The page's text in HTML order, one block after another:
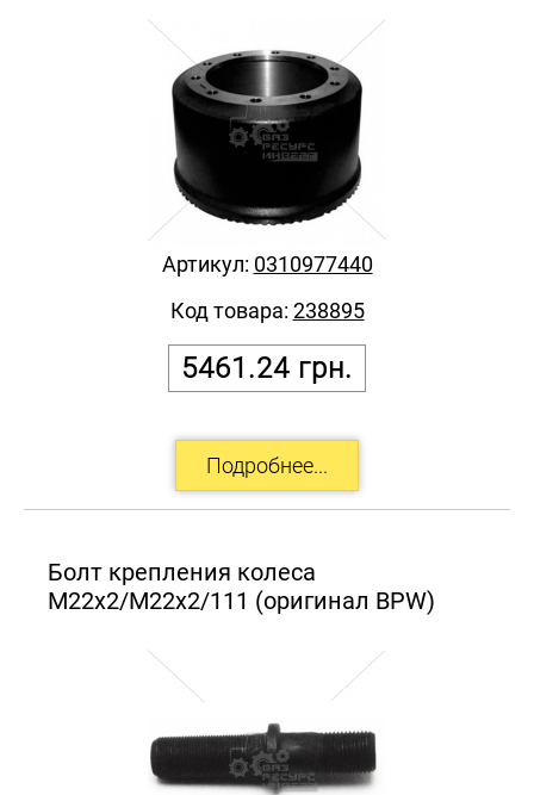
5461.24 грн.
Артикул: 0310977440
Код товара: 238895
Болт крепления колеса
M22x2/M22x2/111 (оригинал BPW)